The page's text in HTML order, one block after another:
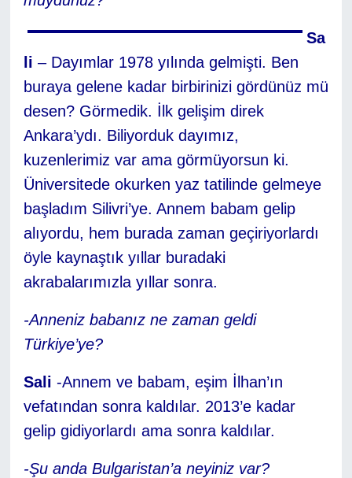
Sa
li – Dayımlar 1978 yılında gelmişti. Ben
buraya gelene kadar birbirinizi gördünüz mü
desen? Görmedik. İlk gelişim direk
Ankara’ydı. Biliyorduk dayımız,
kuzenlerimiz var ama görmüyorsun ki.
Üniversitede okurken yaz tatilinde gelmeye
başladım Silivri’ye. Annem babam gelip
alıyordu, hem burada zaman geçiriyorlardı
öyle kaynaştık yıllar buradaki
akrabalarımızla yıllar sonra.
-Anneniz babanız ne zaman geldi
Türkiye’ye?
Sali -Annem ve babam, eşim İlhan’ın
vefatından sonra kaldılar. 2013’e kadar
gelip gidiyorlardı ama sonra kaldılar.
-Şu anda Bulgaristan’a neyiniz var?